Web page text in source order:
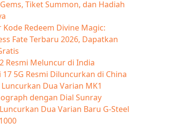
Tiket Summon, dan Hadiah
Kode Redeem Divine Magic:
Fate Terbaru 2026, Dapatkan
Resmi Meluncur di India
17 5G Resmi Diluncurkan di China
Dua Varian MK1
dengan Dial Sunray
Dua Varian Baru G-Steel